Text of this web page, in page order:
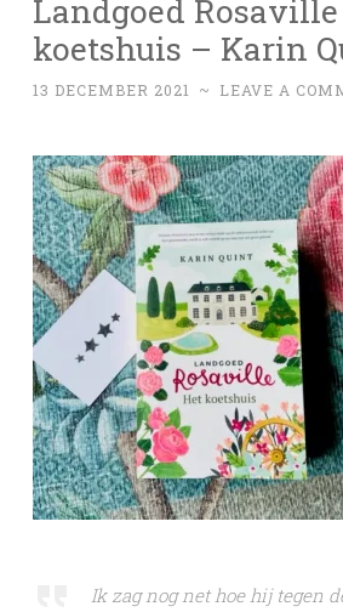
Landgoed Rosaville
koetshuis – Karin
13 DECEMBER 2021 ~ LEAVE A
Ik zag nog net hoe hij tegen